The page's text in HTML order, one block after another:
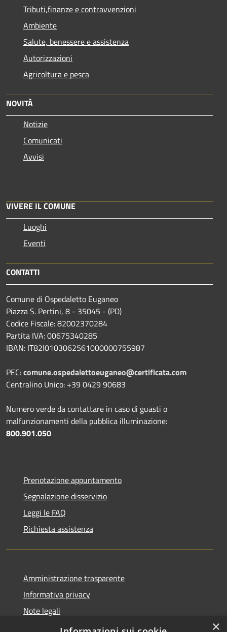
Tributi,finanze e contravvenzioni
Ambiente
Salute, benessere e assistenza
Autorizzazioni
Agricoltura e pesca
NOVITÀ
Notizie
Comunicati
Avvisi
VIVERE IL COMUNE
Luoghi
Eventi
CONTATTI
Comune di Ospedaletto Euganeo
Piazza S. Pertini, 8 - 35045 - (PD)
Codice Fiscale: 82002370284
Partita IVA: 00675340285
IBAN: IT82I0103062561000000755987
PEC:comune.ospedalettoeuganeo@certificata.com
Centralino Unico: +39 0429 90683
Numero verde da contattare in caso di guasti o
malfunzionamenti della pubblica illuminazione:
800.901.050
Prenotazione appuntamento
Segnalazione disservizio
Leggi le FAQ
Richiesta assistenza
Amministrazione trasparente
Informativa privacy
Note legali
Dichiarazione di accessibilità
×